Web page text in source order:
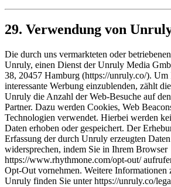
29. Verwendung von
Die durch uns vermarkteten oder
Unruly, einen Dienst der Unruly Media
38, 20457 Hamburg (https://unruly.co/). Um
interessante Werbung einzublenden, zählt
Unruly die Anzahl der Web-Besuche auf
Partner. Dazu werden Cookies, Web
Technologien verwendet. Hierbei werden
Daten erhoben oder gespeichert. Der
Erfassung der durch Unruly erzeugten
widersprechen, indem Sie in Ihrem Browser
https://www.rhythmone.com/opt-out/
Opt-Out vornehmen. Weitere Informationen
Unruly finden Sie unter https://unruly.co/